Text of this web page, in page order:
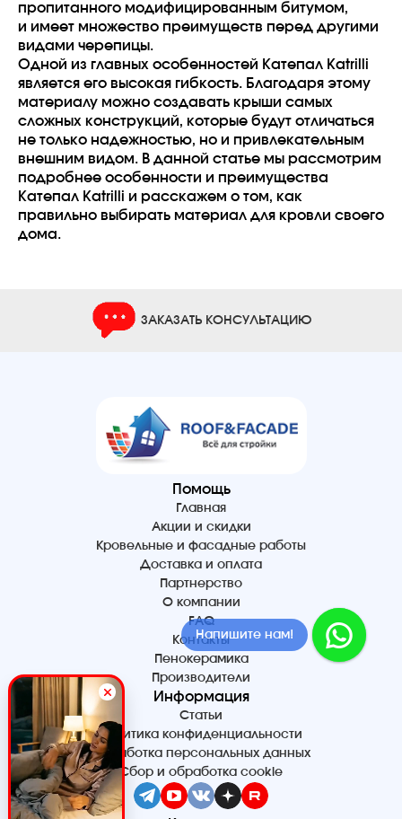
пропитанного модифицированным битумом,
и имеет множество преимуществ перед другими
видами черепицы.
Одной из главных особенностей Катепал Katrilli
является его высокая гибкость. Благодаря этому
материалу можно создавать крыши самых
сложных конструкций, которые будут отличаться
не только надежностью, но и привлекательным
внешним видом. В данной статье мы рассмотрим
подробнее особенности и преимущества
Катепал Katrilli и расскажем о том, как
правильно выбирать материал для кровли своего
дома.
ЗАКАЗАТЬ КОНСУЛЬТАЦИЮ
Помощь
Главная
Акции и скидки
Кровельные и фасадные работы
Доставка и оплата
Партнерство
О компании
FAQ
Контакты
Пенокерамика
Производители
Информация
Статьи
Политика конфиденциальности
Обработка персональных данных
Сбор и обработка cookie
Напишите нам!